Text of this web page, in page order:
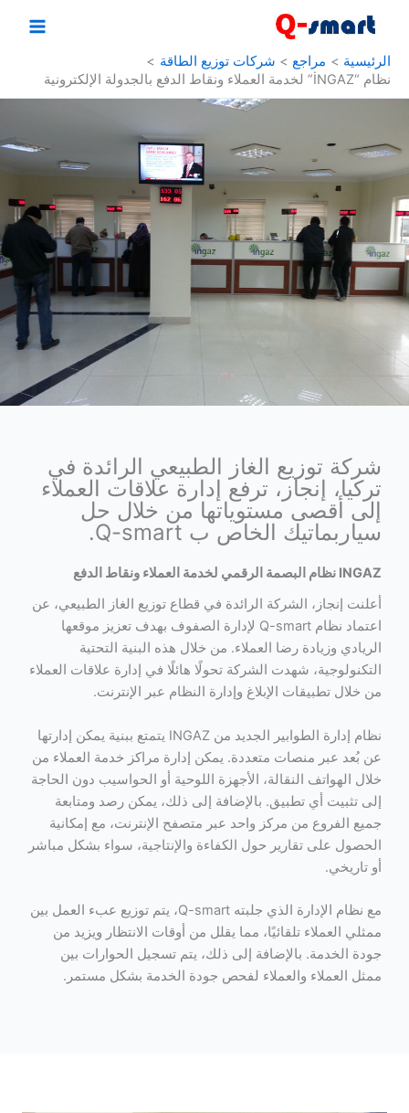
المحتوىالرئيسية مراجع
شركات توزيع الطاقة
نظام “İNGAZ” لخدمة العملاء ونقاط الدفع بالجدولة الإلكترونية
شركة توزيع الغاز الطبيعي الرائدة في
تركيا، إنجاز، ترفع إدارة علاقات العملاء
إلى أقصى مستوياتها من خلال حل
سياربماتيك الخاص ب Q-smart.
INGAZ نظام البصمة الرقمي لخدمة العملاء ونقاط الدفع
أعلنت إنجاز، الشركة الرائدة في قطاع توزيع الغاز الطبيعي، عن
اعتماد نظام Q-smart لإدارة الصفوف بهدف تعزيز موقعها
الريادي وزيادة رضا العملاء. من خلال هذه البنية التحتية
التكنولوجية، شهدت الشركة تحولًا هائلًا في إدارة علاقات العملاء
من خلال تطبيقات الإبلاغ وإدارة النظام عبر الإنترنت.
نظام إدارة الطوابير الجديد من INGAZ يتمتع ببنية يمكن إدارتها
عن بُعد عبر منصات متعددة. يمكن إدارة مراكز خدمة العملاء من
خلال الهواتف النقالة، الأجهزة اللوحية أو الحواسيب دون الحاجة
إلى تثبيت أي تطبيق. بالإضافة إلى ذلك، يمكن رصد ومتابعة
جميع الفروع من مركز واحد عبر متصفح الإنترنت، مع إمكانية
الحصول على تقارير حول الكفاءة والإنتاجية، سواء بشكل مباشر
أو تاريخي.
مع نظام الإدارة الذي جلبته Q-smart، يتم توزيع عبء العمل بين
ممثلي العملاء تلقائيًا، مما يقلل من أوقات الانتظار ويزيد من
جودة الخدمة. بالإضافة إلى ذلك، يتم تسجيل الحوارات بين
ممثل العملاء والعملاء لفحص جودة الخدمة بشكل مستمر.